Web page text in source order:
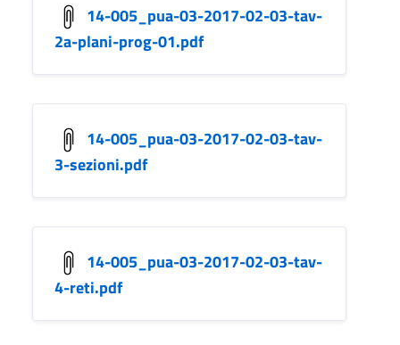
14-005_pua-03-2017-02-03-tav-
2a-plani-prog-01.pdf
14-005_pua-03-2017-02-03-tav-
3-sezioni.pdf
14-005_pua-03-2017-02-03-tav-
4-reti.pdf